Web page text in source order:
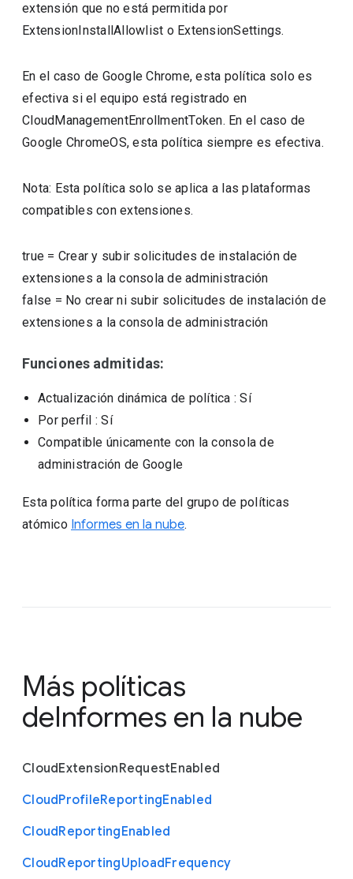
extensión que no está permitida por
ExtensionInstallAllowlist o ExtensionSettings.
En el caso de Google Chrome, esta política solo es
efectiva si el equipo está registrado en
CloudManagementEnrollmentToken. En el caso de
Google ChromeOS, esta política siempre es efectiva.
Nota: Esta política solo se aplica a las plataformas
compatibles con extensiones.
true = Crear y subir solicitudes de instalación de
extensiones a la consola de administración
false = No crear ni subir solicitudes de instalación de
extensiones a la consola de administración
Funciones admitidas:
Actualización dinámica de política : Sí
Por perfil : Sí
Compatible únicamente con la consola de
administración de Google
Esta política forma parte del grupo de políticas
atómico Informes en la nube.
Más políticas
deInformes en la nube
CloudExtensionRequestEnabled
CloudProfileReportingEnabled
CloudReportingEnabled
CloudReportingUploadFrequency